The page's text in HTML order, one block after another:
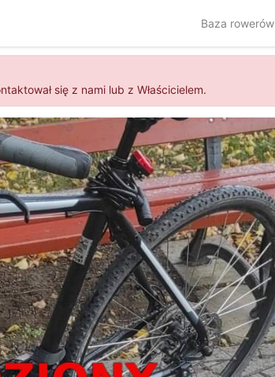
Baza rowerów
się z nami lub z Właścicielem.